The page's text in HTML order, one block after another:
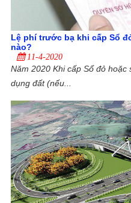
Lệ phí trước bạ khi cấp Sổ
nào?
11-4-2020
Năm 2020 Khi cấp Sổ đỏ
dụng đất (nếu...